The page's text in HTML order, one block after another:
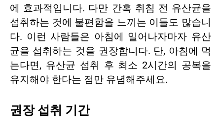
에 효과적입니다. 다만 간혹 취침 전 유산균을
섭취하는 것에 불편함을 느끼는 이들도 많습니
다. 이런 사람들은 아침에 일어나자마자 유산
균을 섭취하는 것을 권장합니다. 단, 아침에 먹
는다면, 유산균 섭취 후 최소 2시간의 공복을
유지해야 한다는 점만 유념해주세요.
권장 섭취 기간